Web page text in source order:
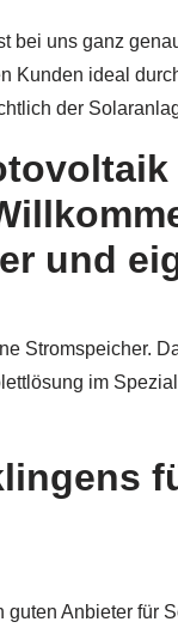
bei uns ganz
Kunden ideal
der
und
Stromspeicher.
im
Anbieter